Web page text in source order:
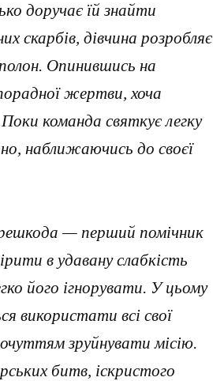
доручає їй знайти
скарбів, дівчина розробляє
Опинившись на
жертви, хоча
команда святкує легку
наближаючись до своєї
— перший помічник
в удавану слабкість
його ігнорувати. У цьому
використати всі свої
зруйнувати місію.
битв, іскристого